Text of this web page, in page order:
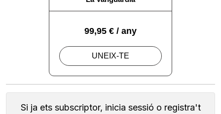
Si ja ets subscriptor, inicia sessió o registra't